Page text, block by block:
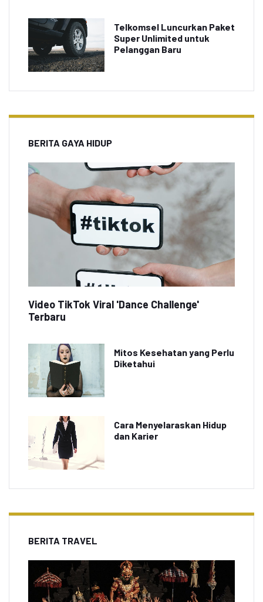
Telkomsel Luncurkan Paket
Super Unlimited untuk
Pelanggan Baru
BERITA GAYA HIDUP
Video TikTok Viral 'Dance Challenge'
Terbaru
Mitos Kesehatan yang Perlu
Diketahui
Cara Menyelaraskan Hidup
dan Karier
BERITA TRAVEL